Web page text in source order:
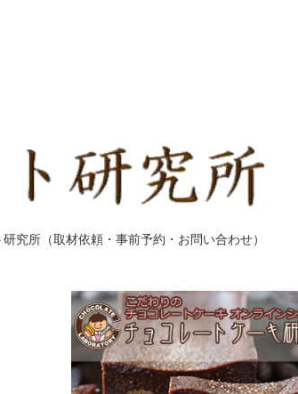
究所（取材依頼・事前予約・お問い合わせ）